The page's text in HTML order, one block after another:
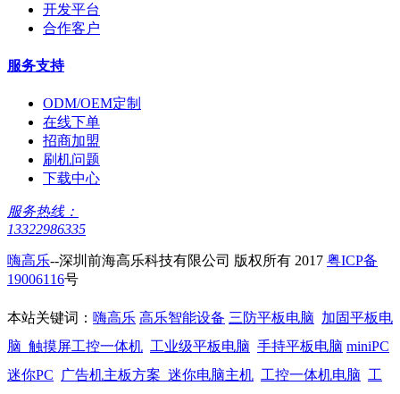
开发平台
合作客户
服务支持
ODM/OEM定制
在线下单
招商加盟
刷机问题
下载中心
服务热线：
13322986335
嗨高乐--深圳前海高乐科技有限公司 版权所有 2017 粤ICP备
19006116号
本站关键词： 嗨高乐 高乐智能设备 三防平板电脑 加固平板电
脑 触摸屏工控一体机 工业级平板电脑 手持平板电脑 miniPC
迷你PC
广告机主板方案 迷你电脑主机 工控一体机电脑 工